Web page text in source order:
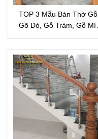
TOP 3 Mẫu Bàn Thờ Gỗ
Gõ Đỏ, Gỗ Tràm, Gỗ Mít